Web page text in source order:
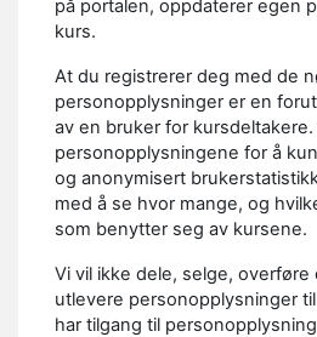
på portalen, oppdaterer egen
kurs.
At du registrerer deg med de
personopplysninger er en
av en bruker for
personopplysningene for å
og anonymisert
med å se hvor mange, og
som benytter seg av kursene.
Vi vil ikke dele, selge, overføre
utlevere personopplysninger
har tilgang til